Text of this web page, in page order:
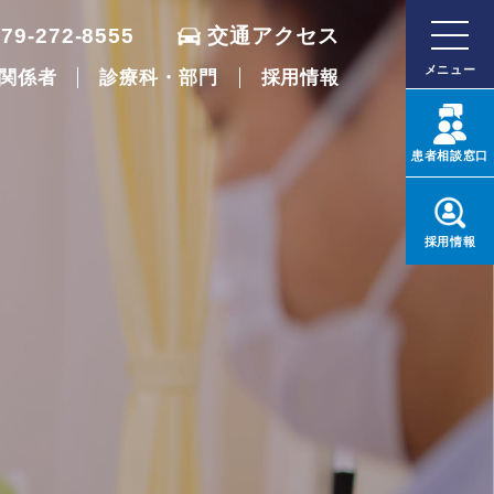
272-8555 交通アクセス
係者 診療科・部門 採用情報 メニュー
患者相談窓口
採用情報